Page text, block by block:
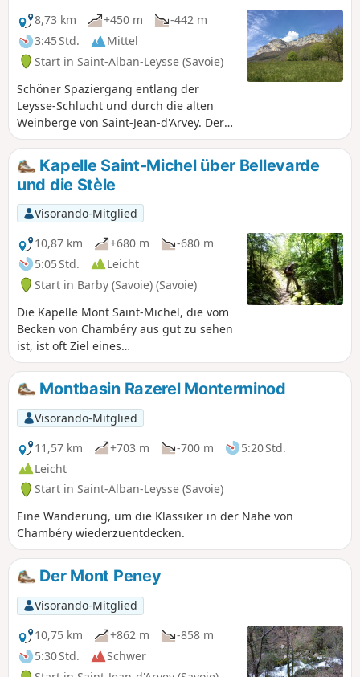
8,73 km +450 m
-442 m
3:45 Std.
Mittel
Start in Saint-Alban-Leysse (Savoie)
Schöner Spaziergang entlang der
Leysse-Schlucht und durch die alten
Weinberge von Saint-Jean-d'Arvey. Der
Weg ist zwar nicht wirklich schwierig,
kann aber etwas steil und rutschig sein.
Er bietet herrliche Ausblicke auf die
Leysse und die Felsen des Mont Peney.
Kapelle Saint-Michel über Bellevarde
und die Stèle
Visorando-Mitglied
10,87 km
+680 m
-680 m
5:05 Std.
Leicht
Start in Barby (Savoie) (Savoie)
Die Kapelle Mont Saint-Michel, die vom
Becken von Chambéry aus gut zu sehen
ist, ist oft Ziel eines
Sonntagnachmittagsausflugs, der in
Montmerlet oberhalb von Curienne
beginnt und nur etwa hundert
Höhenmeter umfasst. Die
Wegmarkierungen sind sehr gut.
Montbasin Razerel Monterminod
Visorando-Mitglied
11,57 km
+703 m -700 m
5:20 Std.
Leicht
Start in Saint-Alban-Leysse (Savoie)
Eine Wanderung, um die Klassiker in der Nähe von
Chambéry wiederzuentdecken.
Der Mont Peney
Visorando-Mitglied
10,75 km
+862 m
-858 m
5:30 Std.
Schwer